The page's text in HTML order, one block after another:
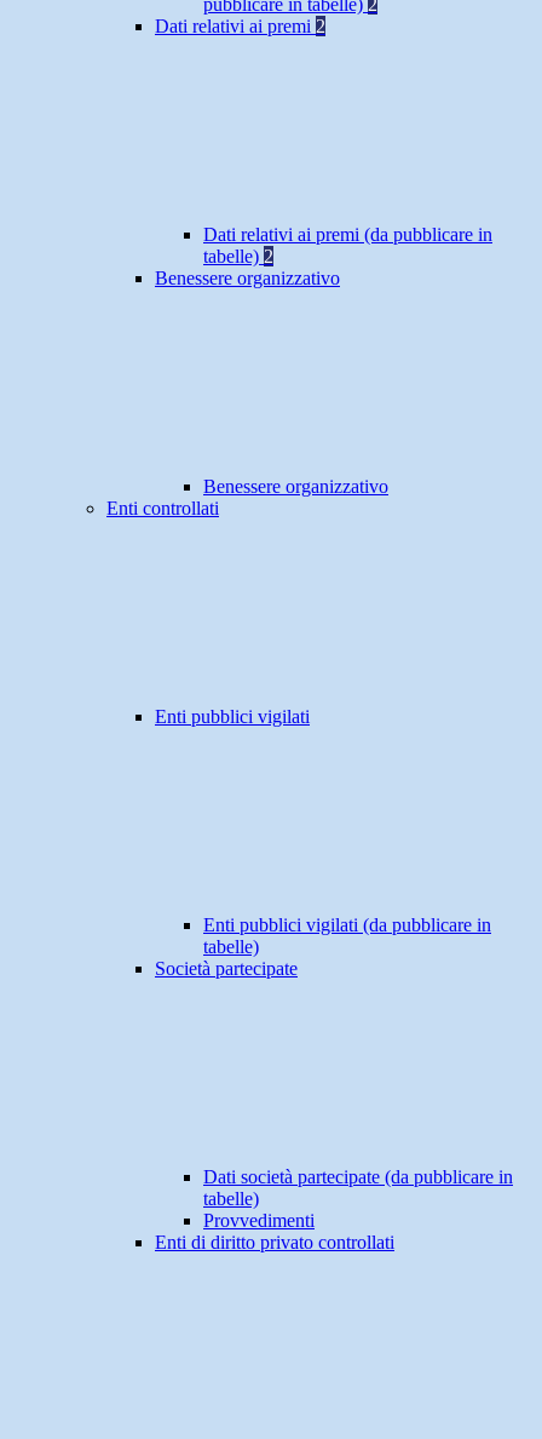
pubblicare in tabelle) 2
Dati relativi ai premi 2
Dati relativi ai premi (da pubblicare in
tabelle) 2
Benessere organizzativo
Benessere organizzativo
Enti controllati
Enti pubblici vigilati
Enti pubblici vigilati (da pubblicare in
tabelle)
Società partecipate
Dati società partecipate (da pubblicare in
tabelle)
Provvedimenti
Enti di diritto privato controllati